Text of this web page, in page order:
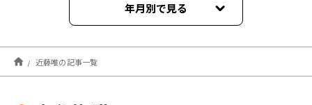
年月別で見る
2026年05月
2026年04月
近藤唯の記事一覧